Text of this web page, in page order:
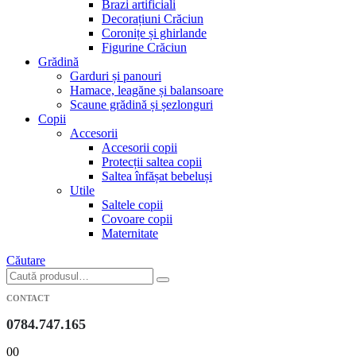
Brazi artificiali
Decorațiuni Crăciun
Coronițe și ghirlande
Figurine Crăciun
Grădină
Garduri și panouri
Hamace, leagăne și balansoare
Scaune grădină și șezlonguri
Copii
Accesorii
Accesorii copii
Protecții saltea copii
Saltea înfășat bebeluși
Utile
Saltele copii
Covoare copii
Maternitate
Căutare
CONTACT
0784.747.165
00